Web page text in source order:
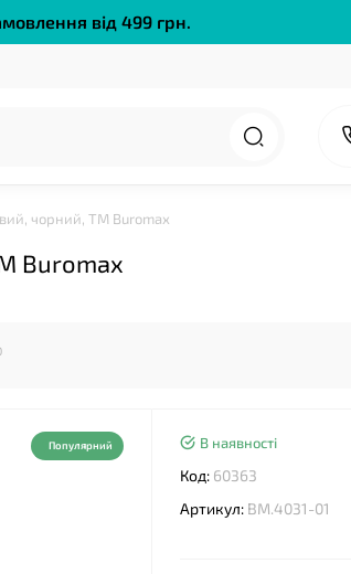
від 499 грн.
чорний, ТМ Buromax
Buromax
Популярний В наявності
Код: 60363
Артикул: BM.4031-01